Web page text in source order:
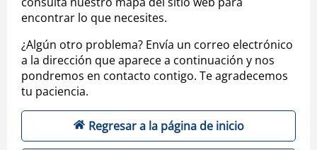
encontrar lo que necesites.
¿Algún otro problema? Envía un correo electrónico
a la dirección que aparece a continuación y nos
pondremos en contacto contigo. Te agradecemos
tu paciencia.
Regresar a la página de inicio